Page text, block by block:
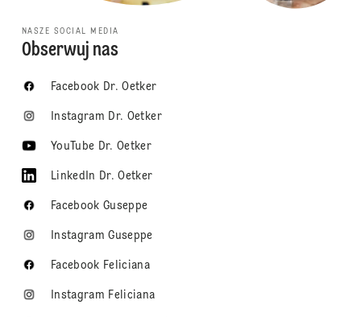
NASZE SOCIAL MEDIA
Obserwuj nas
Facebook Dr. Oetker
Instagram Dr. Oetker
YouTube Dr. Oetker
LinkedIn Dr. Oetker
Facebook Guseppe
Instagram Guseppe
Facebook Feliciana
Instagram Feliciana